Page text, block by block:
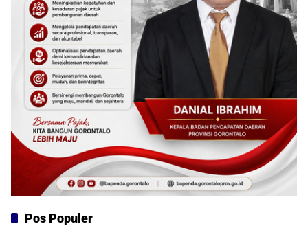
Pos Populer